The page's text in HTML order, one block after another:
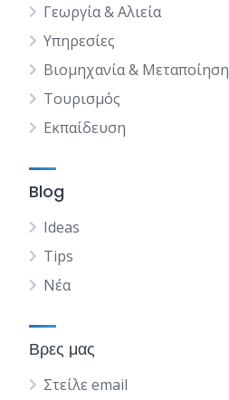
Γεωργία & Αλιεία
Υπηρεσίες
Βιομηχανία & Μεταποίηση
Τουρισμός
Εκπαίδευση
Blog
Ideas
Tips
Νέα
Βρες μας
Στείλε email